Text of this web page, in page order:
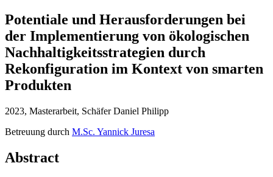
Potentiale und Herausforderungen bei
der Implementierung von ökologischen
Nachhaltigkeitsstrategien durch
Rekonfiguration im Kontext von smarten
Produkten
2023, Masterarbeit, Schäfer Daniel Philipp
Betreuung durch M.Sc. Yannick Juresa
Abstract